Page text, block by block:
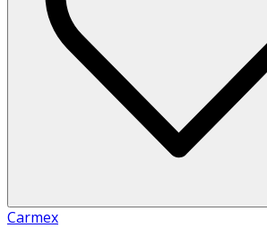
Carmex